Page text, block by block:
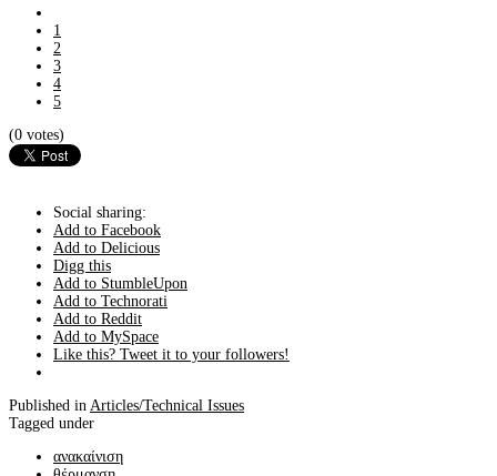
1
2
3
4
5
(0 votes)
Social sharing:
Add to Facebook
Add to Delicious
Digg this
Add to StumbleUpon
Add to Technorati
Add to Reddit
Add to MySpace
Like this? Tweet it to your followers!
Published in Articles/Technical Issues
Tagged under
ανακαίνιση